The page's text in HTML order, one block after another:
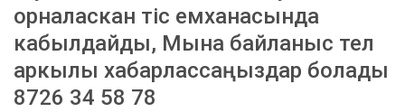
орналаскан тіс емханасында
кабылдайды, Мына байланыс тел
аркылы хабарлассаңыздар болады
8726 34 58 78